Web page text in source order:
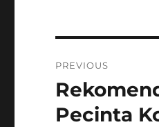
navigation
PREVIOUS
Previous
post:
Pecinta